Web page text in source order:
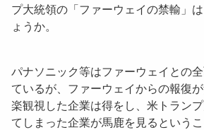
プ大統領の「ファーウェイの禁輸」
ょうか。
パナソニック等はファーウェイとの
ているが、ファーウェイからの報復が
楽観視した企業は得をし、米トラン
てしまった企業が馬鹿を見るというこ